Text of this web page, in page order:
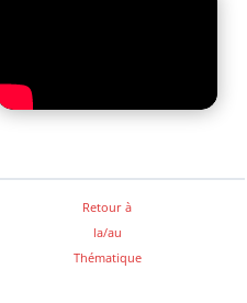
Retour à
la/au
Thématique